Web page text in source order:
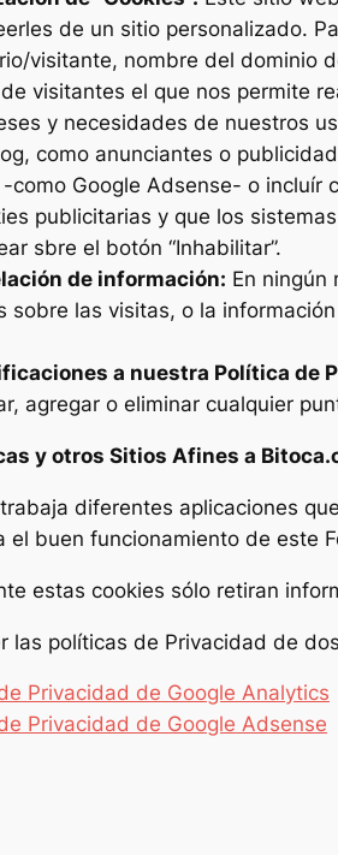
de un sitio personalizado.
visitante, nombre del dominio
visitantes el que nos permite
y necesidades de nuestros
como anunciantes o
-como Google Adsense- o incluír
publicitarias y que los
sbre el botón “Inhabilitar”.
de información: En ningún
sobre las visitas, o la
a nuestra Política de
agregar o eliminar cualquier
y otros Sitios Afines a
diferentes aplicaciones
el buen funcionamiento de este
estas cookies sólo retiran
las políticas de Privacidad de
Privacidad de Google Analytics
Privacidad de Google Adsense